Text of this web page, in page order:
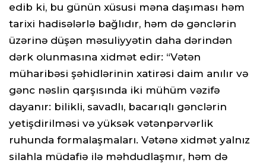
edib ki, bu günün xüsusi məna daşıması həm
tarixi hadisələrlə bağlıdır, həm də gənclərin
üzərinə düşən məsuliyyətin daha dərindən
dərk olunmasına xidmət edir: “Vətən
müharibəsi şəhidlərinin xatirəsi daim anılır və
gənc nəslin qarşısında iki mühüm vəzifə
dayanır: bilikli, savadlı, bacarıqlı gənclərin
yetişdirilməsi və yüksək vətənpərvərlik
ruhunda formalaşmaları. Vətənə xidmət yalnız
silahla müdafiə ilə məhdudlaşmır, həm də